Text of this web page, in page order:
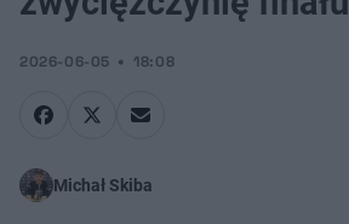
2026-06-05 18:08
Michał Skiba